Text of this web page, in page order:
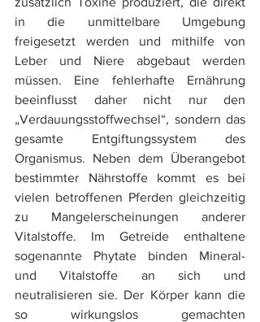
in die unmittelbare Umgebung
freigesetzt werden und mithilfe von
Leber und Niere abgebaut werden
müssen. Eine fehlerhafte Ernährung
beeinflusst daher nicht nur den
„Verdauungsstoffwechsel“, sondern das
gesamte Entgiftungssystem des
Organismus. Neben dem Überangebot
bestimmter Nährstoffe kommt es bei
vielen betroffenen Pferden gleichzeitig
zu Mangelerscheinungen anderer
Vitalstoffe. Im Getreide enthaltene
sogenannte Phytate binden Mineral-
und Vitalstoffe an sich und
neutralisieren sie. Der Körper kann die
so wirkungslos gemachten